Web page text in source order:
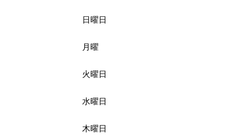
日曜日
月曜
火曜日
水曜日
木曜日